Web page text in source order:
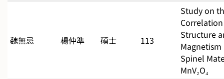
魏無忌 楊仲準 碩士 113
Study on
Structure
Magnetism
Spinel
MnV₂O₄